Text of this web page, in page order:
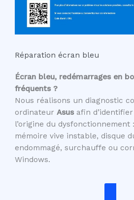
Réparation écran bleu
Écran bleu, redémarrages en
fréquents ?
Nous réalisons un diagnostic
ordinateur Asusafin
l’origine du
mémoire vive instable, disque
endommagé, surchauffe ou
Windows.